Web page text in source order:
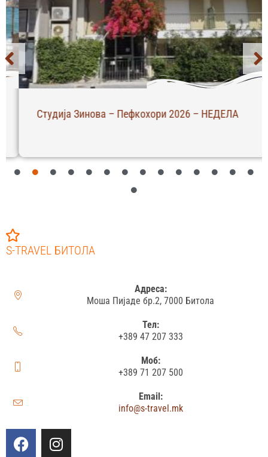
Студија Зинова – Пефкохори 2026 – НЕДЕЛА
S-TRAVEL БИТОЛА
Адреса:
Моша Пијаде бр.2, 7000 Битола
Тел:
+389 47 207 333
Моб:
+389 71 207 500
Email:
info@s-travel.mk